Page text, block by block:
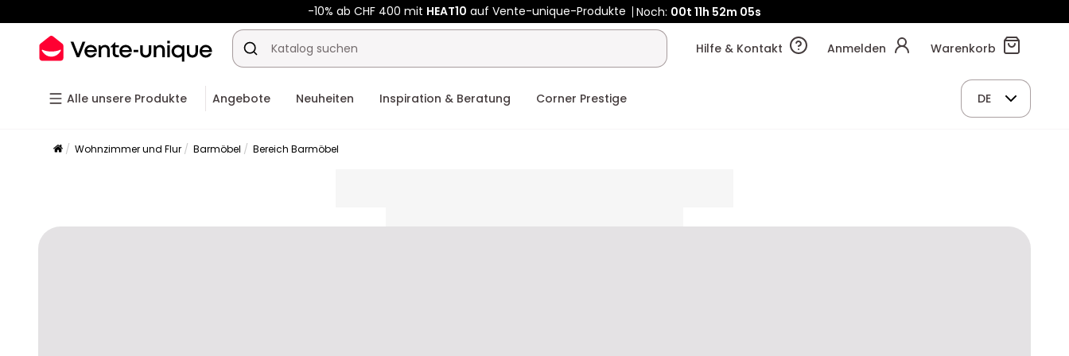
-10% ab CHF 400 mit HEAT10 auf Vente-unique-Produkte Noch: 00t 11h 52m 04s
Hilfe & Kontakt Anmelden Warenkorb
Alle unsere Produkte Angebote Neuheiten Inspiration & Beratung Corner Prestige DE
Wohnzimmer und Flur Barmöbel Bereich Barmöbel